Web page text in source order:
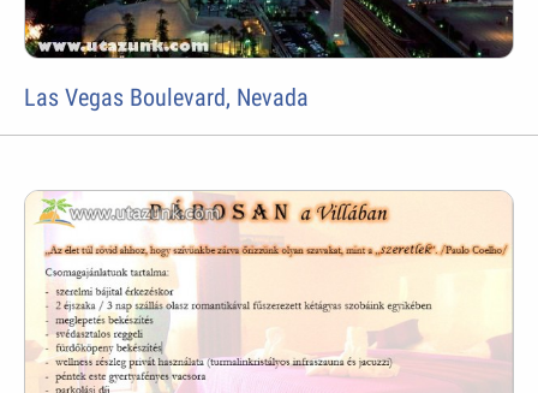
Las Vegas Boulevard, Nevada